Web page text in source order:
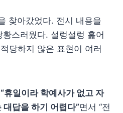
찾아갔었다. 전시 내용을
스러웠다. 설렁설렁 훑어
당하지 않은 표현이 여러
“휴일이라 학예사가 없고 자
답을 하기 어렵다”면서 “전